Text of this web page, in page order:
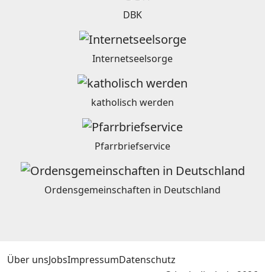
DBK
Internetseelsorge
katholisch werden
Pfarrbriefservice
Ordensgemeinschaften in Deutschland
Über unsJobsImpressumDatenschutz